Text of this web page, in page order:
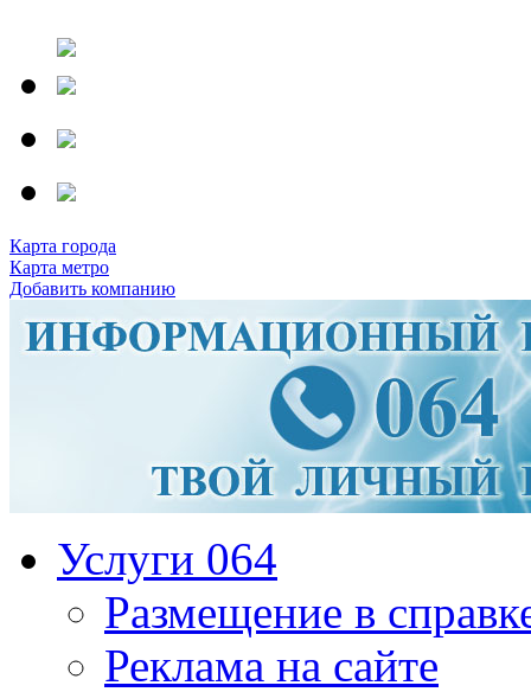
Карта города
Карта метро
Добавить компанию
Услуги 064
Размещение в
Реклама на сайте